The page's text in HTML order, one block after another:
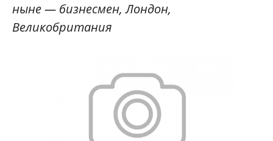
ныне — бизнесмен, Лондон,
Великобритания